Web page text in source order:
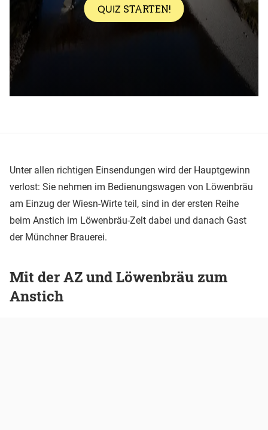
Unter allen richtigen Einsendungen wird der Hauptgewinn
verlost: Sie nehmen im Bedienungswagen von Löwenbräu
am Einzug der Wiesn-Wirte teil, sind in der ersten Reihe
beim Anstich im Löwenbräu-Zelt dabei und danach Gast
der Münchner Brauerei.
Mit der AZ und Löwenbräu zum
Anstich